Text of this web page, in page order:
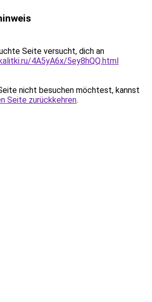
Seite versucht, dich an
4A5yA6x/5ey8hQQ.html
nicht besuchen möchtest, kannst
Seite zurückkehren.